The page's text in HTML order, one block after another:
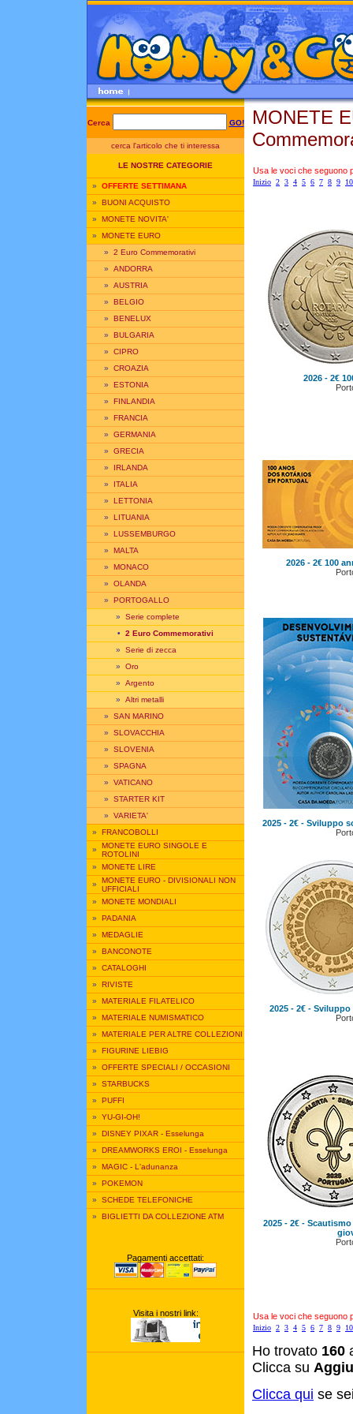
Cerca GO!
cerca l'articolo che ti interessa
LE NOSTRE CATEGORIE
» OFFERTE SETTIMANA
» BUONI ACQUISTO
» MONETE NOVITA'
» MONETE EURO
» 2 Euro Commemorativi
» ANDORRA
» AUSTRIA
» BELGIO
» BENELUX
» BULGARIA
» CIPRO
» CROAZIA
» ESTONIA
» FINLANDIA
» FRANCIA
» GERMANIA
» GRECIA
» IRLANDA
» ITALIA
» LETTONIA
» LITUANIA
» LUSSEMBURGO
» MALTA
» MONACO
» OLANDA
» PORTOGALLO
» Serie complete
• 2 Euro Commemorativi
» Serie di zecca
» Oro
» Argento
» Altri metalli
» SAN MARINO
» SLOVACCHIA
» SLOVENIA
» SPAGNA
» VATICANO
» STARTER KIT
» VARIETA'
» FRANCOBOLLI
» MONETE EURO SINGOLE E
ROTOLINI
» MONETE LIRE
» MONETE EURO - DIVISIONALI NON
UFFICIALI
» MONETE MONDIALI
» PADANIA
» MEDAGLIE
» BANCONOTE
» CATALOGHI
» RIVISTE
» MATERIALE FILATELICO
» MATERIALE NUMISMATICO
» MATERIALE PER ALTRE COLLEZIONI
» FIGURINE LIEBIG
» OFFERTE SPECIALI / OCCASIONI
» STARBUCKS
» PUFFI
» YU-GI-OH!
» DISNEY PIXAR - Esselunga
» DREAMWORKS EROI - Esselunga
» MAGIC - L'adunanza
» POKEMON
» SCHEDE TELEFONICHE
» BIGLIETTI DA COLLEZIONE ATM
Pagamenti accettati:
Visita i nostri link:
MONETE
Usa le voci che seguono
Inizio 2 3 4 5 6 7 8 9 10
2026 - 2€
2026 - 2€ 100
2025 - 2€ - Sviluppo
2025 - 2€ -
2025 - 2€ -
Usa le voci che seguono
Inizio 2 3 4 5 6 7 8 9 10
Ho trovato 160
Clicca su
Clicca qui se